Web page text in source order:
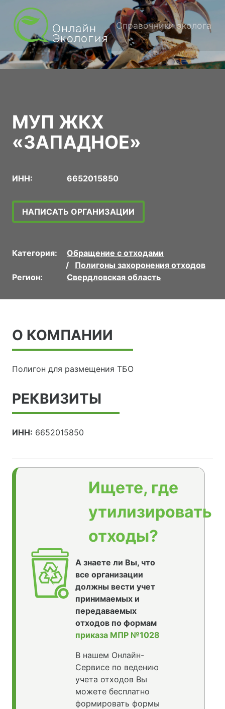
Справочники эколога
МУП ЖКХ
«ЗАПАДНОЕ»
ИНН: 6652015850
НАПИСАТЬ ОРГАНИЗАЦИИ
Категория:
Обращение с отходами
Полигоны захоронения отходов
Регион:
Свердловская область
О КОМПАНИИ
Полигон для размещения ТБО
РЕКВИЗИТЫ
ИНН: 6652015850
Ищете, где
утилизировать
отходы?
А знаете ли Вы, что
все организации
должны вести учет
принимаемых и
передаваемых
отходов по формам
приказа МПР №1028
В нашем Онлайн-
Сервисе по ведению
учета отходов Вы
можете бесплатно
формировать формы